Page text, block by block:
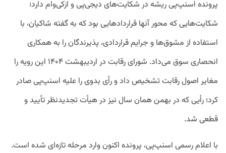
پرونده اسنپ‌پی ریشه در شکایت‌های دیجی‌پی و ازکی‌وام دارد؛
شکایت‌هایی که محور آنها قراردادهایی بود که به گفته شاکیان، با
استفاده از مشوق‌ها و جرایم قراردادی، پذیرندگان را به همکاری
انحصاری سوق می‌داد. شورای رقابت در اردیبهشت ۱۴۰۴ این رویه را
مغایر اصول رقابت تشخیص داد و رأی بدوی را علیه اسنپ‌پی صادر
کرد؛ رأیی که در بهمن همان سال نیز در هیأت تجدیدنظر تأیید و
قطعی شد.
با اعلام رسمی اسنپ‌پی، پرونده اکنون وارد مرحله تازه‌ای شده است.